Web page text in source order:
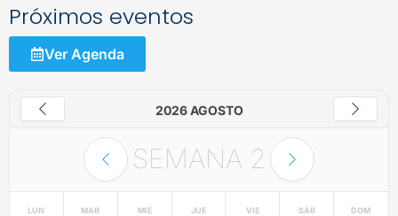
Próximos eventos
Ver Agenda
2026 AGOSTO
SEMANA 2
LUN MAR MIÉ JUE VIE SÁB DOM